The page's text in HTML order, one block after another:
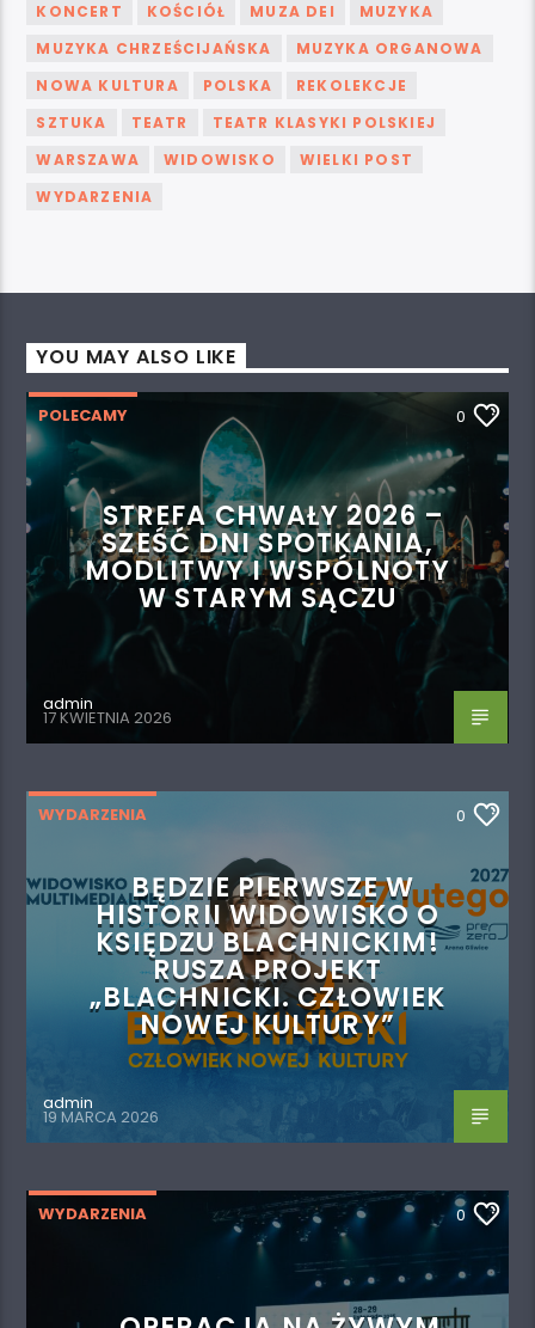
KONCERT
KOŚCIÓŁ MUZA DEI
MUZYKA
MUZYKA CHRZEŚCIJAŃSKA
MUZYKA ORGANOWA
NOWA KULTURA
POLSKA
REKOLEKCJE
SZTUKA
TEATR
TEATR KLASYKI POLSKIEJ
WARSZAWA
WIDOWISKO
WIELKI POST
WYDARZENIA
YOU MAY ALSO LIKE
POLECAMY 0
STREFA CHWAŁY 2026 –
SZEŚĆ DNI SPOTKANIA,
MODLITWY I WSPÓLNOTY
W STARYM SĄCZU
admin
17 KWIETNIA 2026
WYDARZENIA 0
BĘDZIE PIERWSZE W
HISTORII WIDOWISKO O
KSIĘDZU BLACHNICKIM!
RUSZA PROJEKT
„BLACHNICKI. CZŁOWIEK
NOWEJ KULTURY”
admin
19 MARCA 2026
WYDARZENIA 0